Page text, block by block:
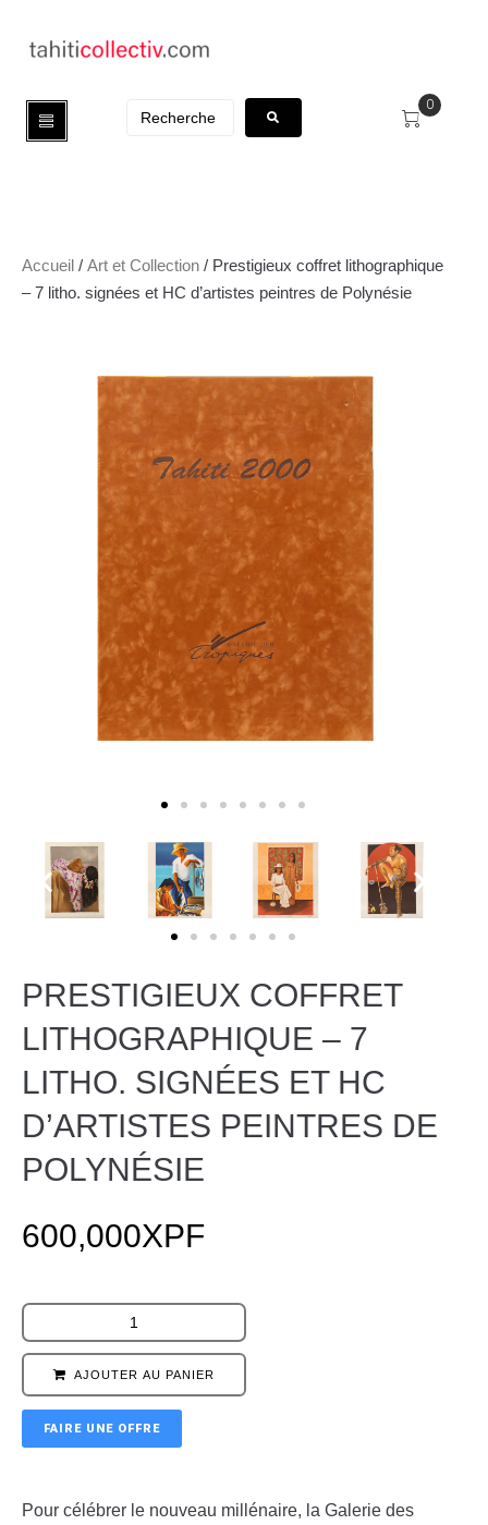
0
Accueil / Art et Collection / Prestigieux coffret lithographique
– 7 litho. signées et HC d’artistes peintres de Polynésie
PRESTIGIEUX COFFRET
LITHOGRAPHIQUE – 7
LITHO. SIGNÉES ET HC
D’ARTISTES PEINTRES DE
POLYNÉSIE
600,000XPF
AJOUTER AU PANIER
FAIRE UNE OFFRE
Pour célébrer le nouveau millénaire, la Galerie des